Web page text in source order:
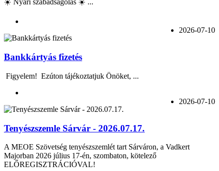
☀️ Nyári szabadságolás ☀️ ...
2026-07-10
Bankkártyás fizetés
Figyelem! Ezúton tájékoztatjuk Önöket, ...
2026-07-10
Tenyészszemle Sárvár - 2026.07.17.
A MEOE Szövetség tenyészszemlét tart Sárváron, a Vadkert
Majorban 2026 július 17-én, szombaton, kötelező
ELŐREGISZTRÁCIÓVAL!